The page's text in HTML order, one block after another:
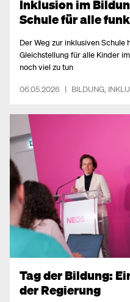
Inklusion im
Schule für alle
Der Weg zur inklusiven
Gleichstellung für alle Kinder
noch viel zu tun
06.05.2026 | BILDUNG
Tag der Bildung:
der Regierung